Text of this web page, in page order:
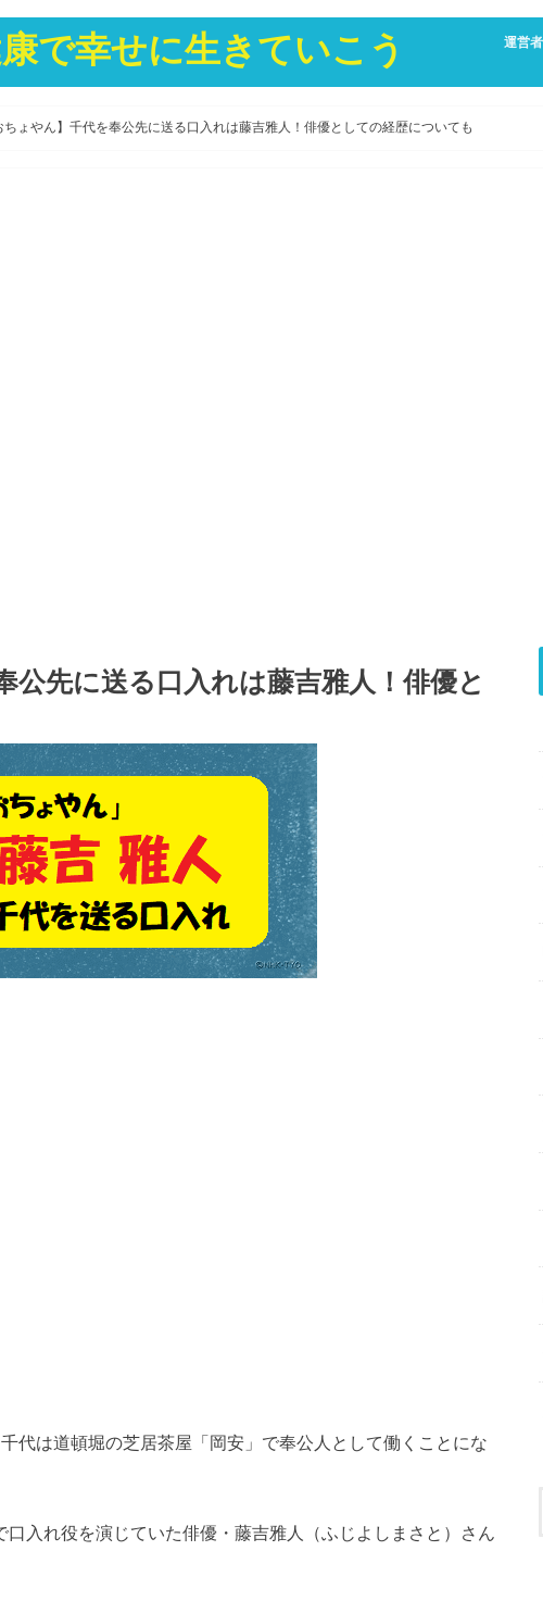
で幸せに生きていこう 運営
ちょやん】千代を奉公先に送る口入れは藤吉雅人！俳優としての経歴についても
公先に送る口入れは藤吉雅人！俳優と
代は道頓堀の芝居茶屋「岡安」で奉公人として働くことにな
入れ役を演じていた俳優・藤吉雅人（ふじよしまさと）さん